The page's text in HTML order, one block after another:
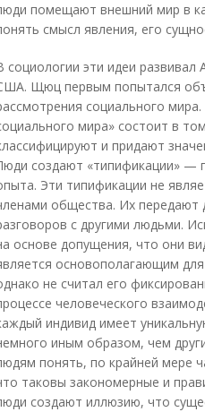
помещают внешний мир в
смысл явления, его
социологии эти идеи
Щюц первым попытался
социального
мира» состоит в
и придают
создают «типификации» —
Эти типификации не
общества. Их передают
с другими людьми.
основе допущения, что они
основополагающим
не считал его
человеческого
индивид имеет
иным образом, чем
понять, по крайней мере
таковы закономерные и
создают иллюзию, что